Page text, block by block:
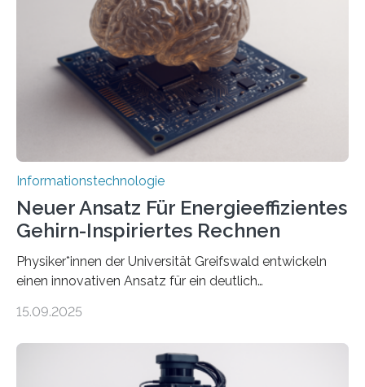
Avatare. Gen-AIvatar entwickelt innovative und
kosteneffiziente Methoden, um lebensechte Avatare zu
erstellen. „Besonders wichtig ist uns eine ganzheitliche
Animation, bei der Stimme, Körperbewegung, Gestik
und Mimik im Einklang sind…
Informationstechnologie
Neuer Ansatz Für Energieeffizientes
Gehirn-Inspiriertes Rechnen
Physiker*innen der Universität Greifswald entwickeln
einen innovativen Ansatz für ein deutlich
Lösungsweg ist inspiriert vom menschlichen Gehirn. Die
stellt die heutige Computertechnik vor
Herausforderungen. Herkömmliche Silizium-
15.09.2025